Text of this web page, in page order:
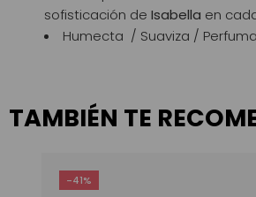
sofisticación de Isabella en
Humecta / Suaviza /
TAMBIÉN TE
-41%